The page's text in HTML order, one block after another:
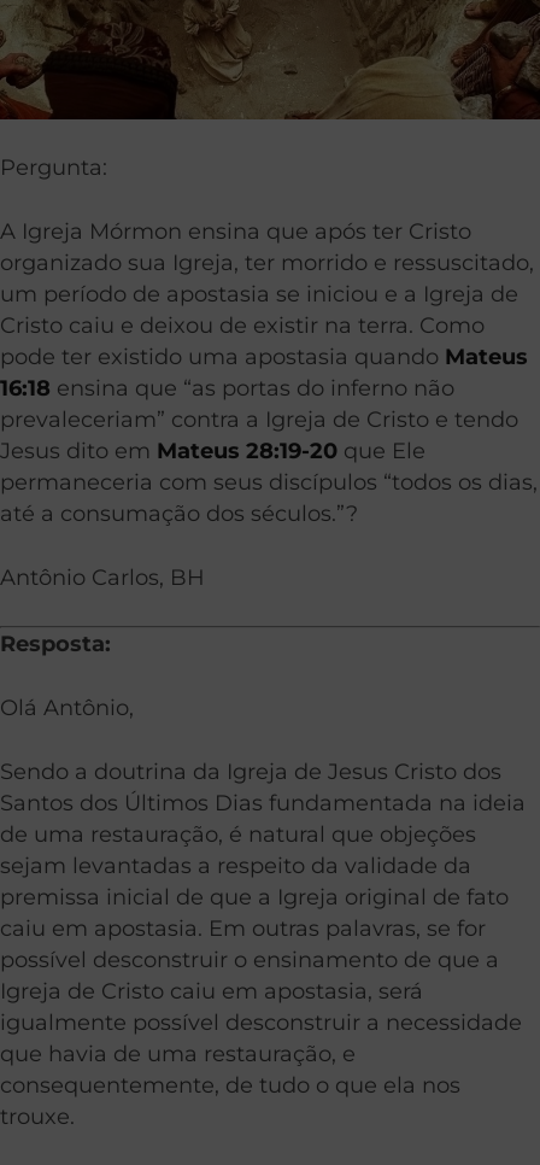
Pergunta:
A Igreja Mórmon ensina que após ter Cristo
organizado sua Igreja, ter morrido e ressuscitado,
um período de apostasia se iniciou e a Igreja de
Cristo caiu e deixou de existir na terra. Como
pode ter existido uma apostasia quando Mateus
16:18 ensina que “as portas do inferno não
prevaleceriam” contra a Igreja de Cristo e tendo
Jesus dito em Mateus 28:19-20 que Ele
permaneceria com seus discípulos “todos os dias,
até a consumação dos séculos.”?
Antônio Carlos, BH
Resposta:
Olá Antônio,
Sendo a doutrina da Igreja de Jesus Cristo dos
Santos dos Últimos Dias fundamentada na ideia
de uma restauração, é natural que objeções
sejam levantadas a respeito da validade da
premissa inicial de que a Igreja original de fato
caiu em apostasia. Em outras palavras, se for
possível desconstruir o ensinamento de que a
Igreja de Cristo caiu em apostasia, será
igualmente possível desconstruir a necessidade
que havia de uma restauração, e
consequentemente, de tudo o que ela nos
trouxe.